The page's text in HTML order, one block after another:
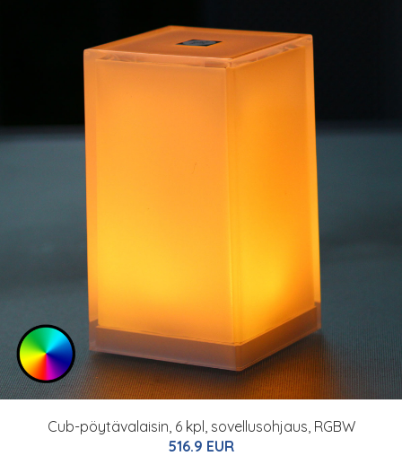
Cub-pöytävalaisin, 6 kpl, sovellusohjaus, RGBW
516.9 EUR